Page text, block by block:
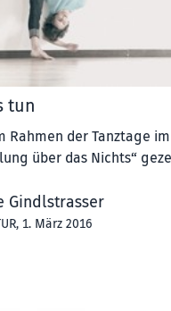
tun
Rahmen der Tanztage
über das Nichts“
Gindlstrasser
, 1. März 2016